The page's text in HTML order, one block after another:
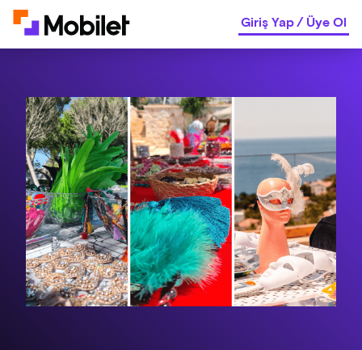
Giriş Yap/Üye Ol